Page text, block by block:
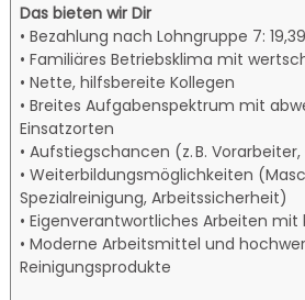
Das bieten wir Dir
• Bezahlung nach Lohngruppe 7:
• Familiäres Betriebsklima mit
• Nette, hilfsbereite Kollegen
• Breites Aufgabenspektrum mit
Einsatzorten
• Aufstiegschancen (z. B.
• Weiterbildungsmöglichkeiten
Spezialreinigung, Arbeitssicherheit)
• Eigenverantwortliches Arbeiten mit
• Moderne Arbeitsmittel und
Reinigungsprodukte